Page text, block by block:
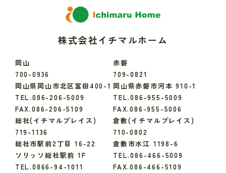
株式会社イチマルホーム
岡山
700-0936
岡山県岡山市北区富田400-1
TEL.086-206-5009
FAX.086-206-5109
赤磐
709-0821
岡山県赤磐市河本 910-1
TEL.086-955-5009
FAX.086-955-5006
総社(イチマルプレイス)
719-1136
総社市駅前2丁目 16-22
ソリッソ総社駅前 1F
TEL.0866-94-1011
倉敷(イチマルプレイス)
710-0802
倉敷市水江 1198-6
TEL.086-466-5009
FAX.086-466-5109